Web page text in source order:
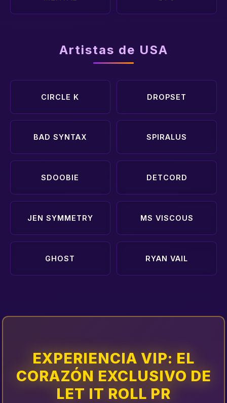
Artistas de USA
CIRCLE K DROPSET
BAD SYNTAX SPIRALUS
SDOOBIE DETCORD
JEN SYMMETRY MS VISCOUS
GHOST RYAN VAIL
EXPERIENCIA VIP: EL
CORAZÓN EXCLUSIVO DE
LET IT ROLL PR